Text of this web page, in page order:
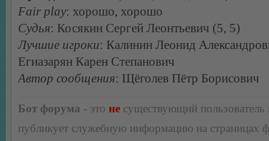
Fair play: хорошо, хорошо
Судья: Косякин Сергей Леонтьевич (5, 5)
Лучшие игроки: Калинин Леонид
Егиазарян Карен Степанович
Автор сообщения: Щёголев Пётр Борисович
Бот форума - это не существующий пользователь
публикует служебную информацию на страницах